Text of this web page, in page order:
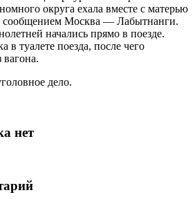
округа ехала вместе с матерью
сообщением Москва — Лабытнанги.
начались прямо в поезде.
в туалете поезда, после чего
вагона.
дело.
нет